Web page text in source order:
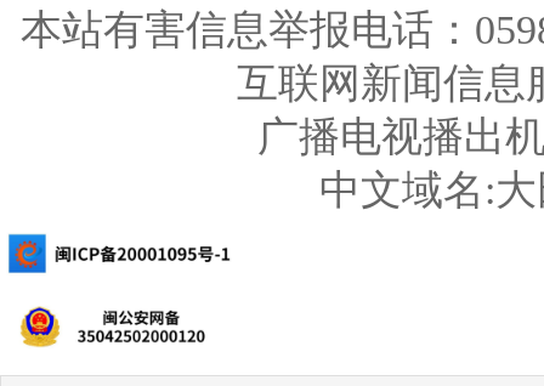
本站有害信息举报电话：
互联网新闻信息
广播电视播出
中文域名: